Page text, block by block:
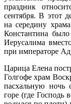
праздник
сентября. В этот
на середину
Константина
Иерусалима
при императоре
Царица Елена
Голгофе храм
пасхальную ночь
горе (где Господь